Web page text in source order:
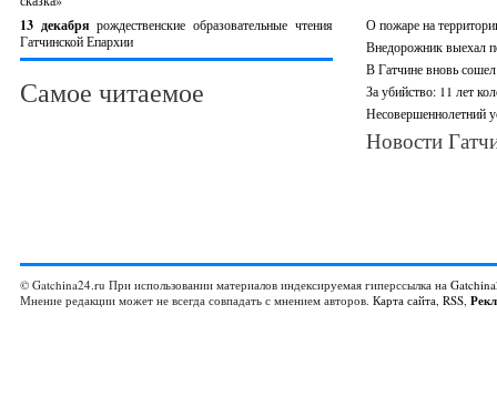
13 декабрярождественские образовательные чтения
Гатчинской Епархии
Самое читаемое
О пожаре на
Внедорожник выехал
В Гатчине вновь сошел
За убийство: 11 лет
Несовершеннолетний
Новости
© Gatchina24.ru При использовании материалов индексируемая гиперссылка на
Мнение редакции может не всегда совпадать с мнением авторов. Карта сайта, RSS,